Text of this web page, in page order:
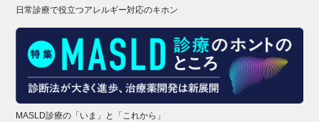
日常診療で役立つアレルギー対応のキホン
MASLD診療の「いま」と「これから」